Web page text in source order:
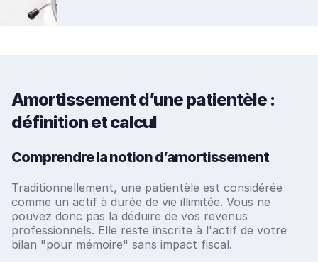
Amortissement d’une patientèle :
définition et calcul
Comprendre la notion d’amortissement
Traditionnellement, une patientèle est considérée
comme un actif à durée de vie illimitée. Vous ne
pouvez donc pas la déduire de vos revenus
professionnels. Elle reste inscrite à l'actif de votre
bilan "pour mémoire" sans impact fiscal.